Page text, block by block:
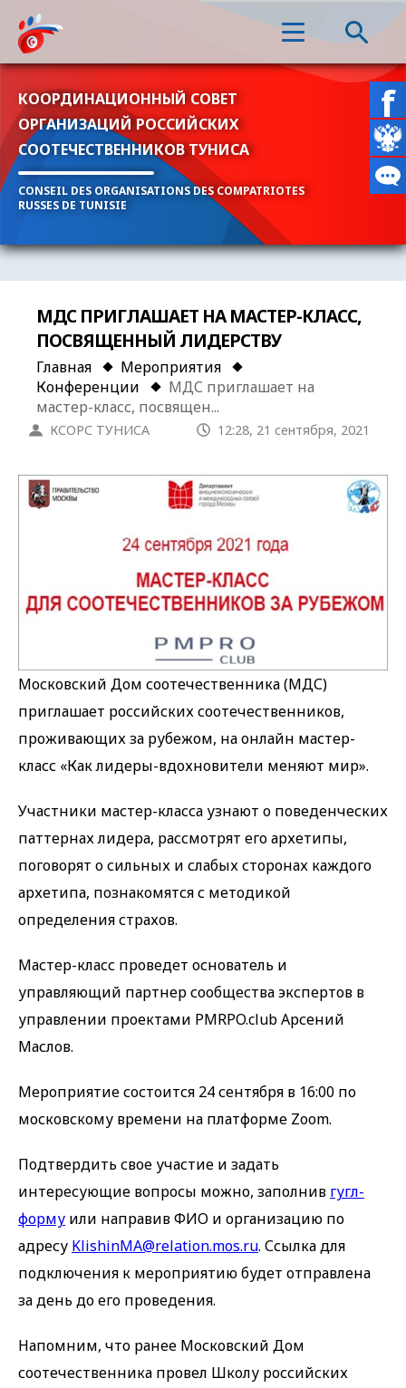
КООРДИНАЦИОННЫЙ СОВЕТ
ОРГАНИЗАЦИЙ РОССИЙСКИХ
СООТЕЧЕСТВЕННИКОВ ТУНИСА
CONSEIL DES ORGANISATIONS DES COMPATRIOTES
RUSSES DE TUNISIE
МДС ПРИГЛАШАЕТ НА МАСТЕР-КЛАСС,
ПОСВЯЩЕННЫЙ ЛИДЕРСТВУ
Главная
Мероприятия
Конференции
МДС приглашает на
мастер-класс, посвящен...
КСОРС ТУНИСА 12:28, 21 сентября, 2021
Московский Дом соотечественника (МДС)
приглашает российских соотечественников,
проживающих за рубежом, на онлайн мастер-
класс «Как лидеры-вдохновители меняют мир».
Участники мастер-класса узнают о поведенческих
паттернах лидера, рассмотрят его архетипы,
поговорят о сильных и слабых сторонах каждого
архетипа, познакомятся с методикой
определения страхов.
Мастер-класс проведет основатель и
управляющий партнер сообщества экспертов в
управлении проектами PMRPO.club Арсений
Маслов.
Мероприятие состоится 24 сентября в 16:00 по
московскому времени на платформе Zoom.
Подтвердить свое участие и задать
интересующие вопросы можно, заполнив гугл-
форму или направив ФИО и организацию по
адресу KlishinMA@relation.mos.ru. Ссылка для
подключения к мероприятию будет отправлена
за день до его проведения.
Напомним, что ранее Московский Дом
соотечественника провел Школу российских